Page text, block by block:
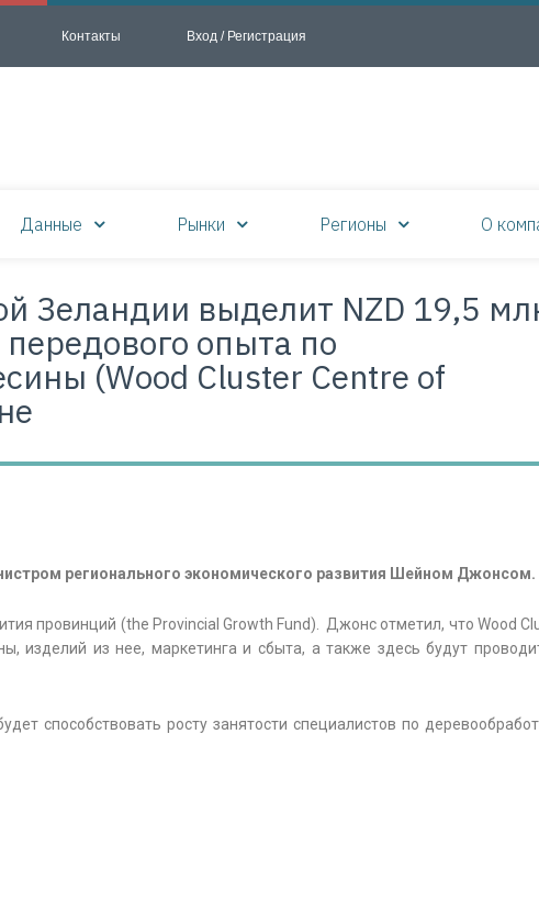
Контакты Вход / Регистрация
Данные Рынки Регионы О
Зеландии выделит NZD 19,5
опыта по
(Wood Cluster Centre of
регионального экономического развития Шейном Джонсом.
провинций (the Provincial Growth Fund). Джонс отметил, что Wood
изделий из нее, маркетинга и сбыта, а также здесь будут
способствовать росту занятости специалистов по